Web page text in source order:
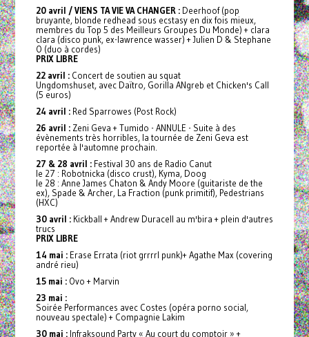
20 avril / VIENS TA VIE VA CHANGER :Deerhoof (pop
bruyante, blonde redhead sous ecstasy en dix fois mieux,
membres du Top 5 des Meilleurs Groupes Du Monde) + clara
clara (disco punk, ex-lawrence wasser) + Julien D & Stephane
O (duo à cordes)
PRIX LIBRE
22 avril :Concert de soutien au squat
Ungdomshuset, avec Daïtro, Gorilla ANgreb et Chicken's Call
(5 euros)
24 avril :Red Sparrowes (Post Rock)
26 avril :Zeni Geva + Tumido - ANNULE - Suite à des
évènements très horribles, la tournée de Zeni Geva est
reportée à l'automne prochain.
27 & 28 avril :Festival 30 ans de Radio Canut
le 27 : Robotnicka (disco crust), Kyma, Doog
le 28 : Anne James Chaton & Andy Moore (guitariste de the
ex), Spade & Archer, La Fraction (punk primitif), Pedestrians
(HXC)
30 avril :Kickball + Andrew Duracell au m'bira + plein d'autres
trucs
PRIX LIBRE
14 mai :Erase Errata (riot grrrrl punk)+ Agathe Max (covering
andré rieu)
15 mai :Ovo + Marvin
23 mai :
Soirée Performances avec Costes (opéra porno social,
nouveau spectale) + Compagnie Lakim
30 mai :Infraksound Party « Au court du comptoir » +